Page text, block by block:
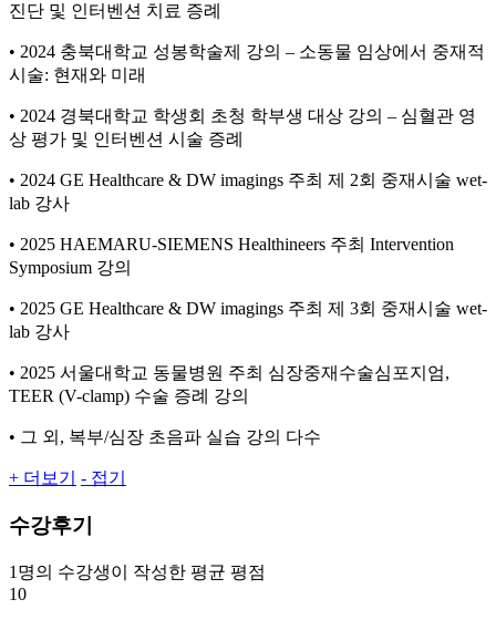
진단 및 인터벤션 치료 증례
• 2024 충북대학교 성봉학술제 강의 – 소동물 임상에서 중재적
시술: 현재와 미래
• 2024 경북대학교 학생회 초청 학부생 대상 강의 – 심혈관 영
상 평가 및 인터벤션 시술 증례
• 2024 GE Healthcare & DW imagings 주최 제 2회 중재시술 wet-
lab 강사
• 2025 HAEMARU-SIEMENS Healthineers 주최 Intervention
Symposium 강의
• 2025 GE Healthcare & DW imagings 주최 제 3회 중재시술 wet-
lab 강사
• 2025 서울대학교 동물병원 주최 심장중재수술심포지엄,
TEER (V-clamp) 수술 증례 강의
• 그 외, 복부/심장 초음파 실습 강의 다수
+ 더보기 - 접기
수강후기
1명의 수강생이 작성한 평균 평점
10